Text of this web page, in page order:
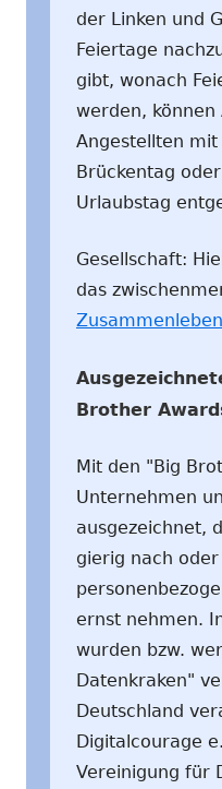
der Linken und
Feiertage
gibt, wonach
werden,
Angestellten mit
Brückentag
Urlaubstag
Gesellschaft:
das
Brother
Mit den "Big
Unternehmen
ausgezeichnet,
gierig nach
ernst nehmen.
wurden bzw.
Datenkraken"
Deutschland
Digitalcourage
Vereinigung für